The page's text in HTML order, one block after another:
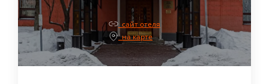
сайт отеля
на карте